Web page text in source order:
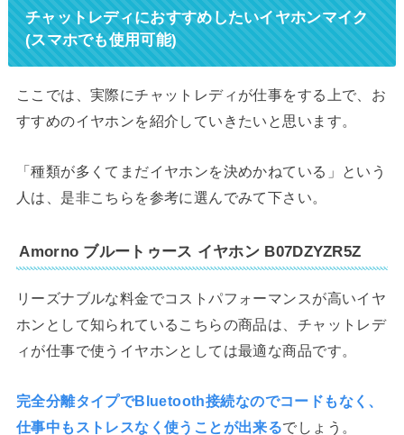
チャットレディにおすすめしたいイヤホンマイク
(スマホでも使用可能)
ここでは、実際にチャットレディが仕事をする上で、お
すすめのイヤホンを紹介していきたいと思います。
「種類が多くてまだイヤホンを決めかねている」という
人は、是非こちらを参考に選んでみて下さい。
Amorno ブルートゥース イヤホン B07DZYZR5Z
リーズナブルな料金でコストパフォーマンスが高いイヤ
ホンとして知られているこちらの商品は、チャットレデ
ィが仕事で使うイヤホンとしては最適な商品です。
完全分離タイプでBluetooth接続なのでコードもなく、
仕事中もストレスなく使うことが出来るでしょう。